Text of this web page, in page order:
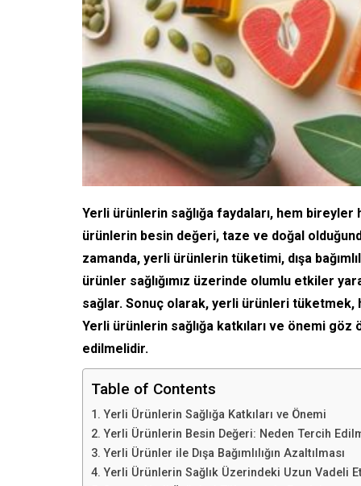
Yerli ürünlerin sağlığa faydaları, hem
ürünlerin besin değeri, taze ve doğal
zamanda, yerli ürünlerin tüketimi, dışa
ürünler sağlığımız üzerinde olumlu etkiler
sağlar. Sonuç olarak, yerli ürünleri tüketmek,
Yerli ürünlerin sağlığa katkıları ve önemi
edilmelidir.
Table of Contents
Yerli Ürünlerin Sağlığa Katkıları ve Önemi
Yerli Ürünlerin Besin Değeri: Neden Tercih
Yerli Ürünler ile Dışa Bağımlılığın Azaltılması
Yerli Ürünlerin Sağlık Üzerindeki Uzun Vadeli